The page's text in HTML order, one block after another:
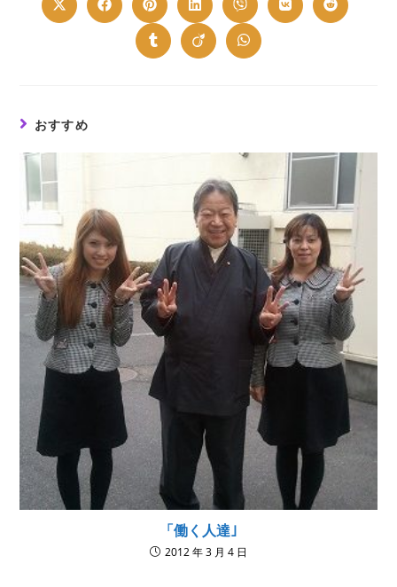
Opens
in
Opens
in
window
Opens
in
a
new
window
Opens
in
a
new
window
Opens
in
a
new
window
Opens
in
Opens
in
Opens
in
Opens
in
Opens
in
おすすめ
「働く人達｣
2012 年 3 月 4 日